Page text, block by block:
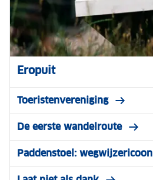
Eropuit
Toeristenvereniging
De eerste wandelroute
Paddenstoel: wegwijzericoon